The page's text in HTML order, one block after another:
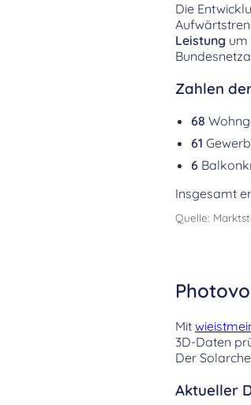
Die
Leistung um
Zahlen
68
61
6
Insgesamt
Quelle:
Mit
3D-Daten
Der
Aktueller